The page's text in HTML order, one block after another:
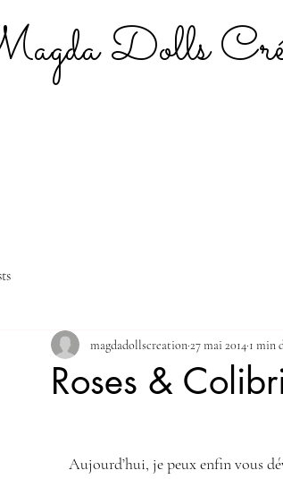
Dolls
Roses &
magdadollscreation27 mai 2014 1 min
Aujourd’hui, je peux enfin vous